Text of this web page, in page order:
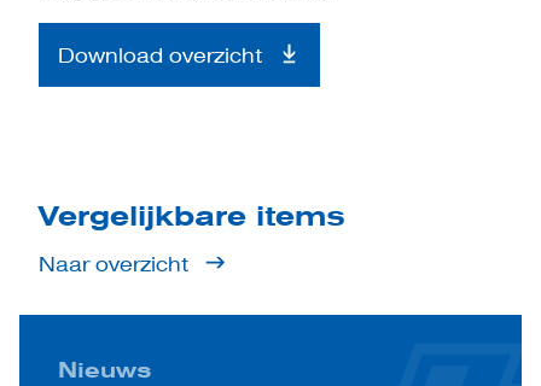
Download overzicht
Vergelijkbare items
Naar overzicht
Nieuws